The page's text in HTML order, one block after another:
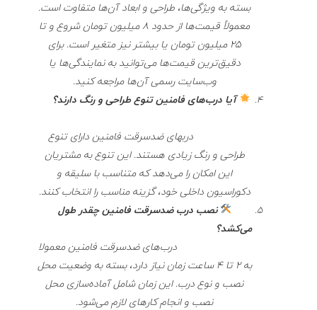
بسته به ویژگی‌ها، طراحی و ابعاد آن‌ها متفاوت است.
معمولاً قیمت‌ها از حدود 8 میلیون تومان شروع و تا
25 میلیون تومان یا بیشتر نیز متغیر است. برای
دقیق‌ترین قیمت‌ها می‌توانید به نمایندگی‌ها یا
وب‌سایت رسمی آن‌ها مراجعه کنید.
آیا درب‌های فامنین تنوع طراحی و رنگ دارند؟
دربهای ضدسرقت فامنین دارای تنوع
طراحی و رنگ زیادی هستند. این تنوع به مشتریان
این امکان را می‌دهد که متناسب با سلیقه و
دکوراسیون داخلی خود، گزینه مناسب را انتخاب کنند.
نصب درب ضدسرقت فامنین چقدر طول
می‌کشد؟
درب‌های ضدسرقت فامنین معمولا
به 2 تا 4 ساعت زمان نیاز دارد، بسته به وضعیت محل
نصب و نوع درب. این زمان شامل آماده‌سازی محل
نصب و انجام کارهای لازم می‌شود.